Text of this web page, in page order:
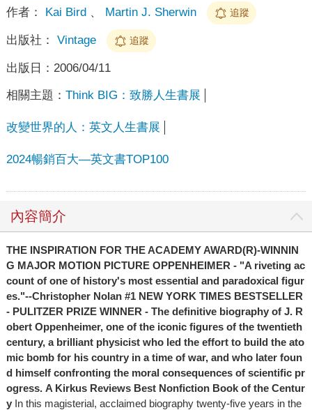
作者： Kai Bird、 Martin J. Sherwin 追蹤
出版社： Vintage 追蹤
出版日： 2006/04/11
相關主題： Think BIG：致勝人生書展
改變世界的人：英文人生書展
2024暢銷百大—英文書TOP100
內容簡介
THE INSPIRATION FOR THE ACADEMY AWARD(R)-WINNIN
G MAJOR MOTION PICTURE OPPENHEIMER - "A riveting ac
count of one of history's most essential and paradoxical figur
es."--Christopher Nolan #1 NEW YORK TIMES BESTSELLER
- PULITZER PRIZE WINNER - The definitive biography of J. R
obert Oppenheimer, one of the iconic figures of the twentieth
century, a brilliant physicist who led the effort to build the ato
mic bomb for his country in a time of war, and who later foun
d himself confronting the moral consequences of scientific pr
ogress. A Kirkus Reviews Best Nonfiction Book of the Centur
yIn this magisterial, acclaimed biography twenty-five years in the